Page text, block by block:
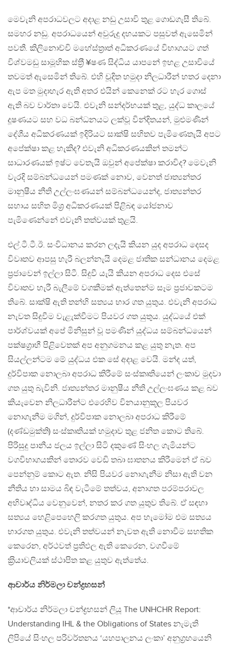
මෙවැනි අපරාධවලට අදාළ නඩු උසාවි තුළ ගොඩගැසී තිබේ.
සමහර නඩු. අපරාධයෙන් අවුරුදු දහයකට පසුවත් ඇසෙමින්
පවතී. කිලිනොච්චි මහේස්ත‍්‍රාත් අධිකරණයේ විභාගයට ගත්
විශ්වමඩු සාමූහික ස්ත‍්‍රී ¥ෂණ සිද්ධිය යාපනේ ඉහළ උසාවියේ
තවමත් ඇසෙමින් තිබේ. එහි චූදිත හමුදා නිලධාරීන් හතර දෙනා
ඇප මත මුදාහැර ඇති අතර එයින් කෙනෙක් රට හැර ගොස්
ඇති බව වාර්තා වෙයි. එවැනි සන්දර්භයක් තුළ, යුද්ධ කාලයේ
දූෂණයට සහ වධ බන්ධනයට ලක්වූ වින්දිතයන්, මුළුමණින්
දේශීය අධිකරණයක් ඉදිරියට සාක්ෂි සහිතව පැමිණෙතැයි අපට
අපේක්ෂා කළ හැකිද? එවැනි අධිකරණයකින් තමන්ට
සාධාරණයක් ඉෂ්ට වෙතැයි ඔවුන් අපේක්ෂා කරාවිද? මෙවැනි
වැරදි සම්බන්ධයෙන් පමණක් නොව, වෙනත් ජාත්‍යන්තර
මානුෂීය නීති උල්ලංඝණයන් සම්බන්ධයෙන්ද, ජාත්‍යන්තර
සහාය සහිත මිශ‍්‍ර අධිකරණයක් පිළිබඳ යෝජනාව
පැමිණෙන්නේ එවැනි තත්වයක් තුළයි.
එල්.ටී.ටී.ඊ. සංවිධානය කරන ලදැයි කියන යුද අපරාධ දෙසද
විවෘතව ආපසු හැරී බලන්නැයි දෙමළ ජාතික සන්ධානය දෙමළ
ප‍්‍රජාවෙන් ඉල්ලා සිටී. සිදුවී යැයි කියන අපරාධ දෙස එසේ
විවෘතව හැරී බැලීමේ වගකීමක් ඇත්තෙන්ම සෑම ප‍්‍රජාවකටම
තිබේ. සාක්ෂි ඇති තන්හි සත්‍යය භාර ගත යුතුය. එවැනි අපරාධ
නැවත සිදුවීම වැළැක්වීමට පියවර ගත යුතුය. යුද්ධයේ එක්
පාර්ශ්වයක් අපේ මිනිසුන් වූ පමණින් යුද්ධය සම්බන්ධයෙන්
පක්ෂග‍්‍රාහී පිළිවෙතක් අප අනුගමනය කළ යුතු නැත. අප
සියල්ලන්ටම මේ යුද්ධය එක සේ අදාළ වෙයි. මන්ද යත්,
දුර්විපාක නොලබා අපරාධ කිරීමේ සංස්කෘතියෙන් ලංකාව මුදවා
ගත යුතු බැවිනි. ජාත්‍යන්තර මානුෂීය නීති උල්ලංඝණය කළ බව
කියැවෙන නිලධාරීන්ට එරෙහිව විනයානුකූල පියවර
නොගැනීම මගින්, දුර්විපාක නොලබා අපරාධ කිරීමේ
(දණ්ඩමුක්ති) සංස්කෘතියක් හමුදාව තුළ ජනිත කොට තිබේ.
පිරිසුදු පානීය ජලය ඉල්ලා සිටි දකුණේ සිංහල ගැමියන්ට
වගවිභාගයකින් තොරව වෙඩි තබා ඝාතනය කිරීමෙන් ඒ බව
පෙන්නුම් කොට ඇත. නිසි පියවර නොගැනීම නිසා ඇති වන
නීතිය හා සාමය බිඳ වැටීමේ තත්වය, අනාගත පරම්පරාවල
අභිවෘද්ධිය වෙනුවෙන්, නතර කර ගත යුතුව තිබේ. ඒ සඳහා
සත්‍යය හෙළිපෙහෙලි කරගත යුතුය. අප හැමෝම එම සත්‍යය
භාරගත යුතුය. එවැනි තත්වයන් නැවත ඇති නොවීම සහතික
කෙරෙන, අර්ථවත් ප‍්‍රතිඵල ඇති කෙරෙන, වගවීමේ
ක‍්‍රියාවලියක් ස්ථාපිත කළ යුතුව ඇත්තේය.
ආචාර්ය නිර්මලා චන්ද්‍රහසන්
*ආචාර්ය නිර්මලා චන්ද්‍රහසන් ලියූ The UNHCHR Report:
Understanding IHL & the Obligations of States නැමැති
ලිපියේ සිංහල පරිවර්තනය ‘යහපාලනය ලංකා’ අනුග‍්‍රහයෙනි